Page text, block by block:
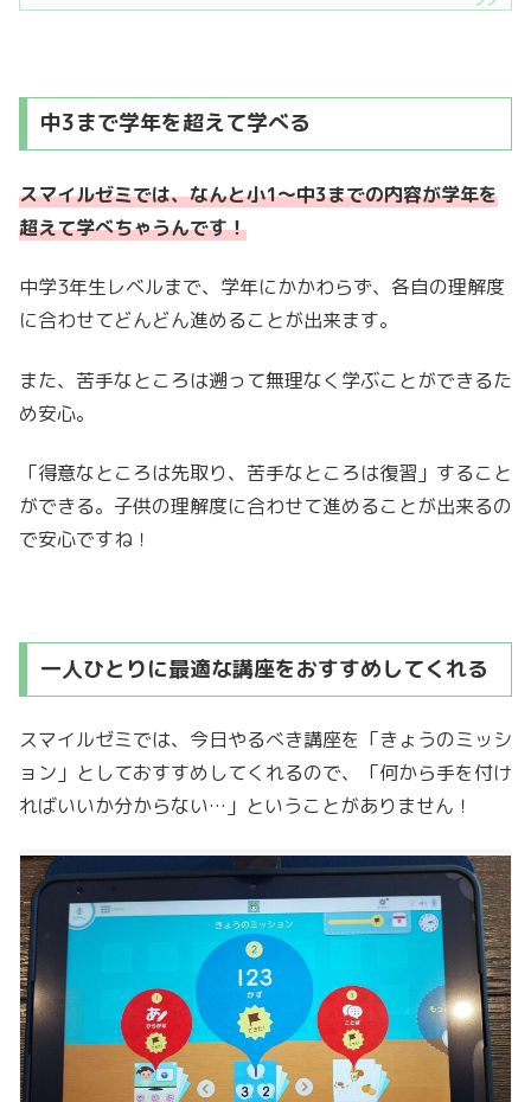
中3まで学年を超えて学べる
スマイルゼミでは、なんと小1〜中3までの内容が学年を
超えて学べちゃうんです！
中学3年生レベルまで、学年にかかわらず、各自の理解度
に合わせてどんどん進めることが出来ます。
また、苦手なところは遡って無理なく学ぶことができるた
め安心。
「得意なところは先取り、苦手なところは復習」すること
ができる。子供の理解度に合わせて進めることが出来るの
で安心ですね！
一人ひとりに最適な講座をおすすめしてくれる
スマイルゼミでは、今日やるべき講座を「きょうのミッシ
ョン」としておすすめしてくれるので、「何から手を付け
ればいいか分からない…」ということがありません！